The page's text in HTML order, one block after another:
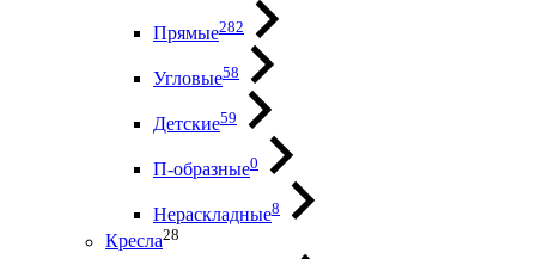
Прямые282
Угловые58
Детские59
П-образные0
Нераскладные8
Кресла28